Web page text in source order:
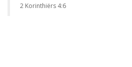
2 Korinthiërs 4:6